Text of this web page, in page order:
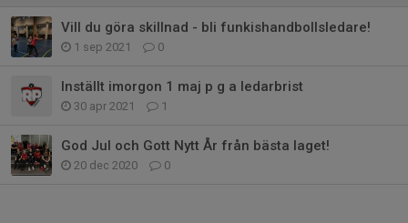
Vill du göra skillnad - bli funkishandbollsledare!
1 sep 2021 0
Inställt imorgon 1 maj p g a ledarbrist
30 apr 2021 1
God Jul och Gott Nytt År från bästa laget!
20 dec 2020 0